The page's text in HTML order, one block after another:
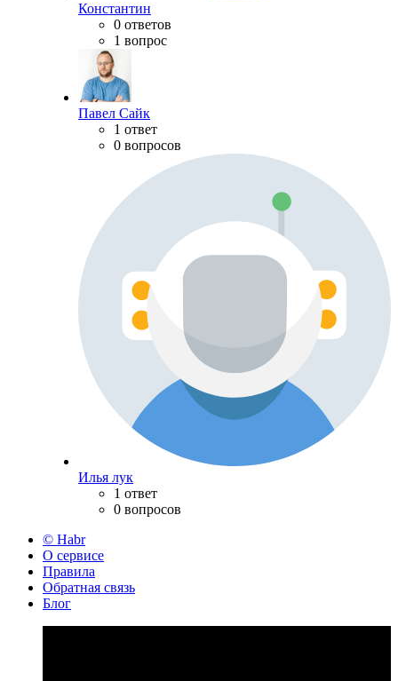
Константин
0 ответов
1 вопрос
Павел Сайк
1 ответ
0 вопросов
Илья лук
1 ответ
0 вопросов
© Habr
О сервисе
Правила
Обратная связь
Блог